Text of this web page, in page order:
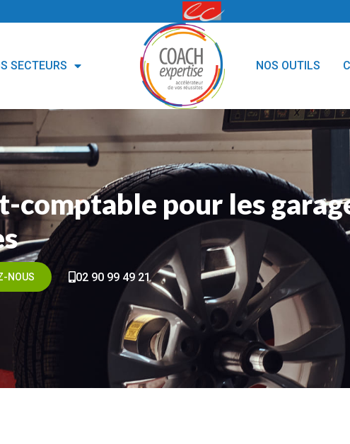
SECTEURS NOS OUTILS
comptable pour les
NOUS 02 90 99 49 21